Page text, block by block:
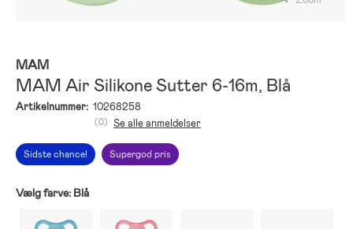
MAM
MAM Air Silikone Sutter 6-16m, Blå
Artikelnummer: 10268258
Sidste chance! Supergod pris
(0) Se alle anmeldelser
Vælg farve: Blå